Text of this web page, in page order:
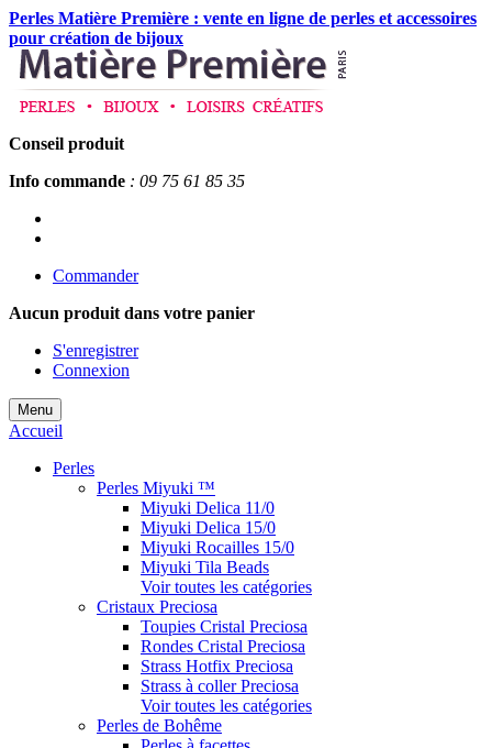
Perles Matière Première : vente en ligne de perles et accessoires
pour création de bijoux
Conseil produit
Info commande : 09 75 61 85 35
Commander
Aucun produit dans votre panier
S'enregistrer
Connexion
Menu
Accueil
Perles
Perles Miyuki ™
Miyuki Delica 11/0
Miyuki Delica 15/0
Miyuki Rocailles 15/0
Miyuki Tila Beads
Voir toutes les catégories
Cristaux Preciosa
Toupies Cristal Preciosa
Rondes Cristal Preciosa
Strass Hotfix Preciosa
Strass à coller Preciosa
Voir toutes les catégories
Perles de Bohême